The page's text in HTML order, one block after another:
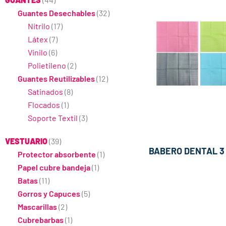
Guantes Desechables(32)
Nitrilo (17)
Látex (7)
Vinilo (6)
Polietileno (2)
Guantes Reutilizables(12)
Satinados (8)
Flocados (1)
Soporte Textil (3)
VESTUARIO(39)
Protector absorbente (1)
Papel cubre bandeja(1)
Batas(11)
Gorros y Capuces(5)
Mascarillas(2)
Cubrebarbas(1)
BABERO DENTAL